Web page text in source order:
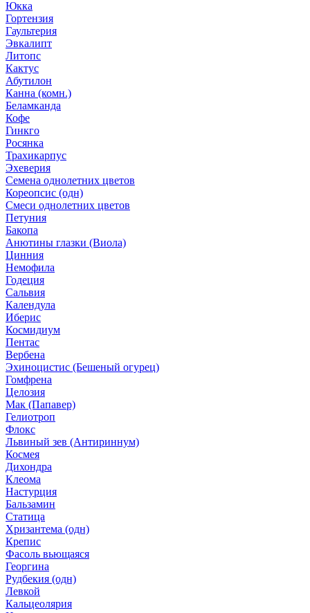
Юкка
Гортензия
Гаультерия
Эвкалипт
Литопс
Кактус
Абутилон
Канна (комн.)
Беламканда
Кофе
Гинкго
Росянка
Трахикарпус
Эхеверия
Семена однолетних цветов
Кореопсис (одн)
Смеси однолетних цветов
Петуния
Бакопа
Анютины глазки (Виола)
Цинния
Немофила
Годеция
Сальвия
Календула
Иберис
Космидиум
Пентас
Вербена
Эхиноцистис (Бешеный огурец)
Гомфрена
Целозия
Мак (Папавер)
Гелиотроп
Флокс
Львиный зев (Антириннум)
Космея
Дихондра
Клеома
Настурция
Бальзамин
Статица
Хризантема (одн)
Крепис
Фасоль вьющаяся
Георгина
Рудбекия (одн)
Левкой
Кальцеолярия